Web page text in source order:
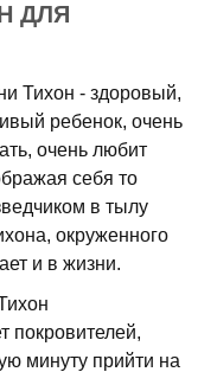
ДЛЯ
Тихон - здоровый,
ребенок, очень
очень любит
себя то
в тылу
окруженного
и в жизни.
покровителей,
минуту прийти на